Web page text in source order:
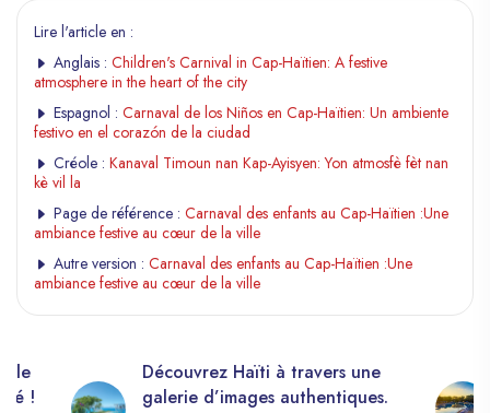
Lire l'article en :
Anglais : Children's Carnival in Cap-Haïtien: A festive
atmosphere in the heart of the city
Espagnol : Carnaval de los Niños en Cap-Haïtien: Un ambiente
festivo en el corazón de la ciudad
Créole : Kanaval Timoun nan Kap-Ayisyen: Yon atmosfè fèt nan
kè vil la
Page de référence : Carnaval des enfants au Cap-Haïtien :Une
ambiance festive au cœur de la ville
Autre version : Carnaval des enfants au Cap-Haïtien :Une
ambiance festive au cœur de la ville
!
Découvrez Haïti à travers une
galerie d’images authentiques.